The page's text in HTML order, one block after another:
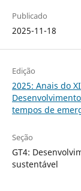
Publicado
2025-11-18
Edição
2025: Anais do
tempos de
Seção
GT4:
sustentável